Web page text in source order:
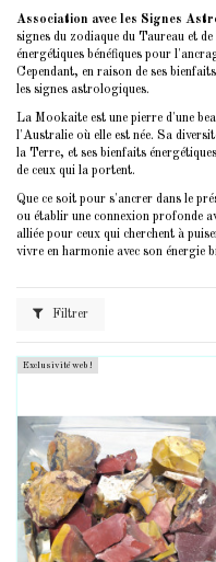
Association avec les Signes
signes du zodiaque du Taureau et
énergétiques bénéfiques pour
Cependant, en raison de ses
les signes astrologiques.
La Mookaite est une pierre d'une
l'Australie où elle est née. Sa
la Terre, et ses bienfaits
de ceux qui la portent.
Que ce soit pour s'ancrer dans le
ou établir une connexion profonde
alliée pour ceux qui cherchent à
vivre en harmonie avec son énergie
Filtrer
Exclusivité web !